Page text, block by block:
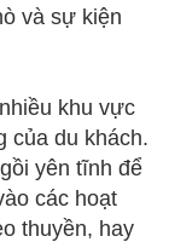
và sự kiện
khu vực
của du khách.
yên tĩnh để
các hoạt
thuyền, hay